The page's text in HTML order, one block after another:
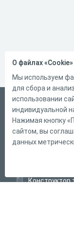
Русский
Справка
Форма
Конструктор
О файлах
Мы используем
для сбора и
использовании
индивидуальной
Нажимая кнопку
сайтом, вы
данных